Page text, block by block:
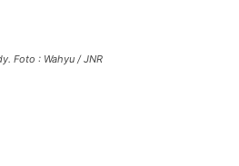
Foto : Wahyu / JNR